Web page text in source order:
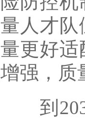
量人才队
量更好适
增强，质
到2035